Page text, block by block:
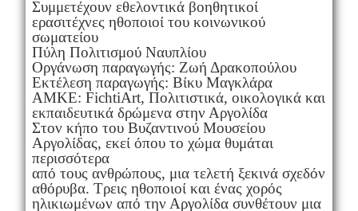
Συμμετέχουν εθελοντικά βοηθητικοί
ερασιτέχνες ηθοποιοί του κοινωνικού
σωματείου
Πύλη Πολιτισμού Ναυπλίου
Οργάνωση παραγωγής: Ζωή Δρακοπούλου
Εκτέλεση παραγωγής: Βίκυ Μαγκλάρα
ΑΜΚΕ: FichtiArt, Πολιτιστικά, οικολογικά και
εκπαιδευτικά δρώμενα στην Αργολίδα
Στον κήπο του Βυζαντινού Μουσείου
Αργολίδας, εκεί όπου το χώμα θυμάται
περισσότερα
από τους ανθρώπους, μια τελετή ξεκινά σχεδόν
αθόρυβα. Τρεις ηθοποιοί και ένας χορός
ηλικιωμένων από την Αργολίδα συνθέτουν μια